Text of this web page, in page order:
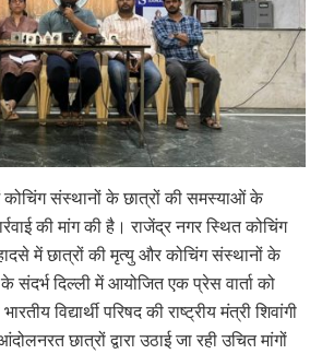
कोचिंग संस्थानों के छात्रों की समस्याओं के
की मांग की है। राजेंद्र नगर स्थित कोचिंग
में छात्रों की मृत्यु और कोचिंग संस्थानों के
दिल्ली में आयोजित एक प्रेस वार्ता को
विद्यार्थी परिषद की राष्ट्रीय मंत्री शिवांगी
छात्रों द्वारा उठाई जा रही उचित मांगों